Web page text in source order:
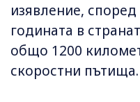
изявление,
годината в
общо 1200
скоростни пътища.